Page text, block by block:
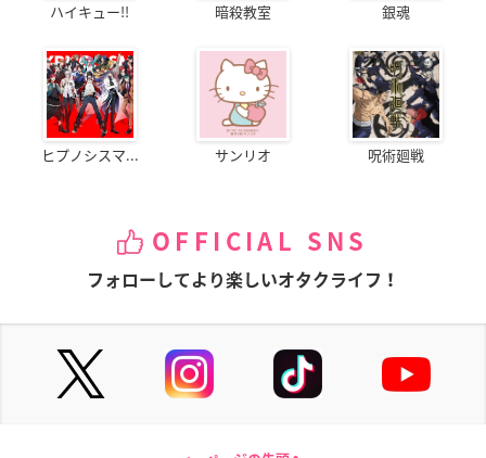
ハイキュー!! 暗殺教室 銀魂
ヒプノシスマ... サンリオ 呪術廻戦
OFFICIAL SNS
フォローしてより楽しいオタクライフ！